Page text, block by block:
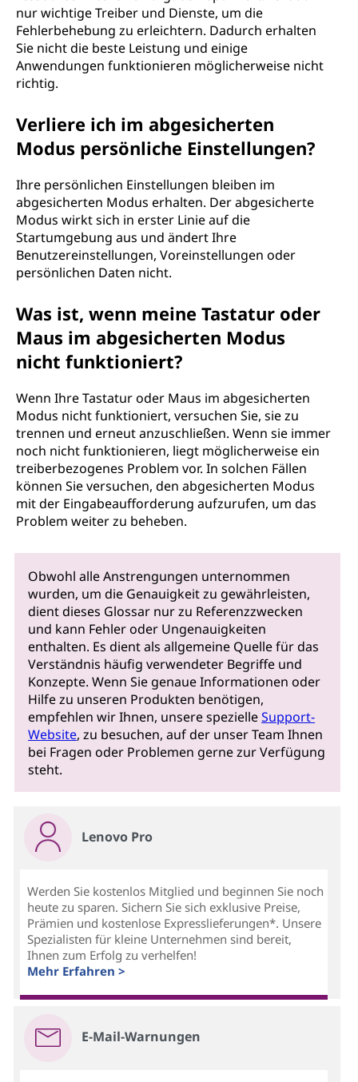
nur wichtige Treiber und Dienste, um die
Fehlerbehebung zu erleichtern. Dadurch erhalten
Sie nicht die beste Leistung und einige
Anwendungen funktionieren möglicherweise nicht
richtig.
Verliere ich im abgesicherten
Modus persönliche Einstellungen?
Ihre persönlichen Einstellungen bleiben im
abgesicherten Modus erhalten. Der abgesicherte
Modus wirkt sich in erster Linie auf die
Startumgebung aus und ändert Ihre
Benutzereinstellungen, Voreinstellungen oder
persönlichen Daten nicht.
Was ist, wenn meine Tastatur oder
Maus im abgesicherten Modus
nicht funktioniert?
Wenn Ihre Tastatur oder Maus im abgesicherten
Modus nicht funktioniert, versuchen Sie, sie zu
trennen und erneut anzuschließen. Wenn sie immer
noch nicht funktionieren, liegt möglicherweise ein
treiberbezogenes Problem vor. In solchen Fällen
können Sie versuchen, den abgesicherten Modus
mit der Eingabeaufforderung aufzurufen, um das
Problem weiter zu beheben.
Obwohl alle Anstrengungen unternommen
wurden, um die Genauigkeit zu gewährleisten,
dient dieses Glossar nur zu Referenzzwecken
und kann Fehler oder Ungenauigkeiten
enthalten. Es dient als allgemeine Quelle für das
Verständnis häufig verwendeter Begriffe und
Konzepte. Wenn Sie genaue Informationen oder
Hilfe zu unseren Produkten benötigen,
empfehlen wir Ihnen, unsere spezielleSupport-
Website, zu besuchen, auf der unser Team Ihnen
bei Fragen oder Problemen gerne zur Verfügung
steht.
Lenovo Pro
Werden Sie kostenlos Mitglied und beginnen Sie noch
heute zu sparen. Sichern Sie sich exklusive Preise,
Prämien und kostenlose Expresslieferungen*. Unsere
Spezialisten für kleine Unternehmen sind bereit,
Ihnen zum Erfolg zu verhelfen!
Mehr Erfahren >
E-Mail-Warnungen